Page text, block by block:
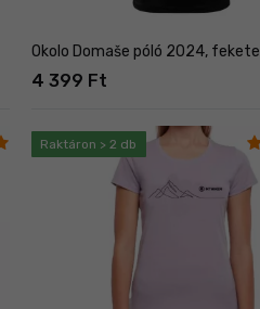
Okolo Domaše póló 2024, fekete
4 399 Ft
Raktáron > 2 db